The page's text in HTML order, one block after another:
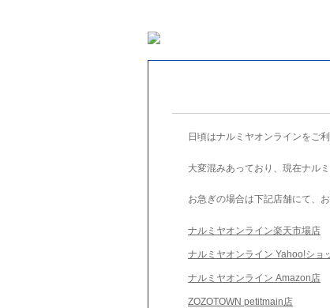
日頃はナルミヤオンラインをご
大変混みあっており、現在ナル
お急ぎの場合は下記店舗にて、
ナルミヤオンライン楽天市場店
ナルミヤオンライン Yahoo!ショ
ナルミヤオンライン Amazon店
ZOZOTOWN petitmain店